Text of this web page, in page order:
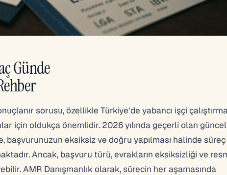
Günde
sorusu, özellikle Türkiye’de yabancı işçi
için oldukça önemlidir. 2026 yılında geçerli olan güncel
başvurunuzun eksiksiz ve doğru yapılması halinde süreç
Ancak, başvuru türü, evrakların eksiksizliği ve
AMR Danışmanlık olarak, sürecin her aşamasında